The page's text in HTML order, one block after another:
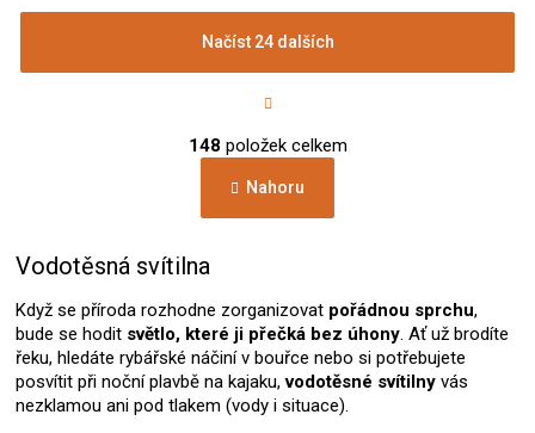
v
á
d
p
r
v
k
y
v
Načíst 24 dalších
t
á
n
k
v
148 položek celkem
Nahoru
Vodotěsná svítilna
Když se příroda rozhodne zorganizovat pořádnou sprchu,
bude se hodit světlo, které ji přečká bez úhony. Ať už brodíte
řeku, hledáte rybářské náčiní v bouřce nebo si potřebujete
posvítit při noční plavbě na kajaku,vodotěsné svítilny vás
nezklamou ani pod tlakem (vody i situace).